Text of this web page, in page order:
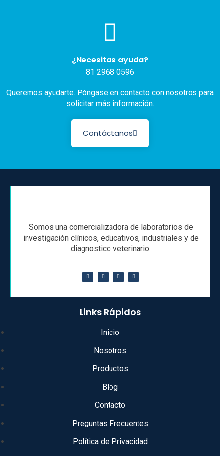
¿Necesitas ayuda?
81 2968 0596
Queremos ayudarte. Póngase en contacto con nosotros para
solicitar más información.
Contáctanos
Somos una comercializadora de laboratorios de
investigación clínicos, educativos, industriales y de
diagnostico veterinario.
Links Rápidos
Inicio
Nosotros
Productos
Blog
Contacto
Preguntas Frecuentes
Política de Privacidad